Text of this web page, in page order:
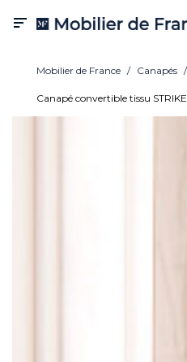
Mobilier de France Canapés
Canapé convertible tissu STRIKE